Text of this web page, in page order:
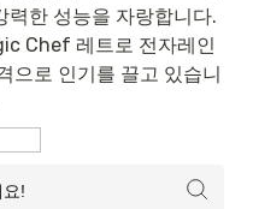
력한 성능을 자랑합니다.
Chef 레트로 전자레인
으로 인기를 끌고 있습니